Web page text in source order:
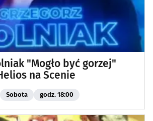
"Mogło być gorzej"
na Scenie
Sobota godz. 18:00